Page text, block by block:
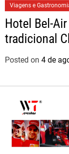
Viagens e
Hotel Bel-
tradicional
Posted on 4 de